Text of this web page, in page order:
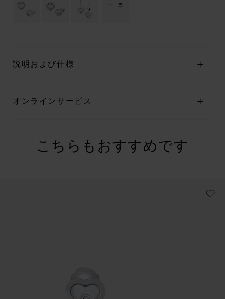
+ 5
説明および仕様
オンラインサービス
こちらもおすすめです